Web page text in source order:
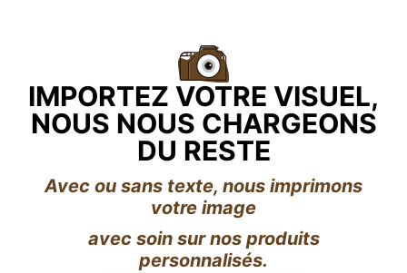
IMPORTEZ VOTRE VISUEL,
NOUS NOUS CHARGEONS
DU RESTE
Avec ou sans texte, nous imprimons
votre image
avec soin sur nos produits
personnalisés.